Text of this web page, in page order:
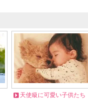
天使級に可愛い子供たち